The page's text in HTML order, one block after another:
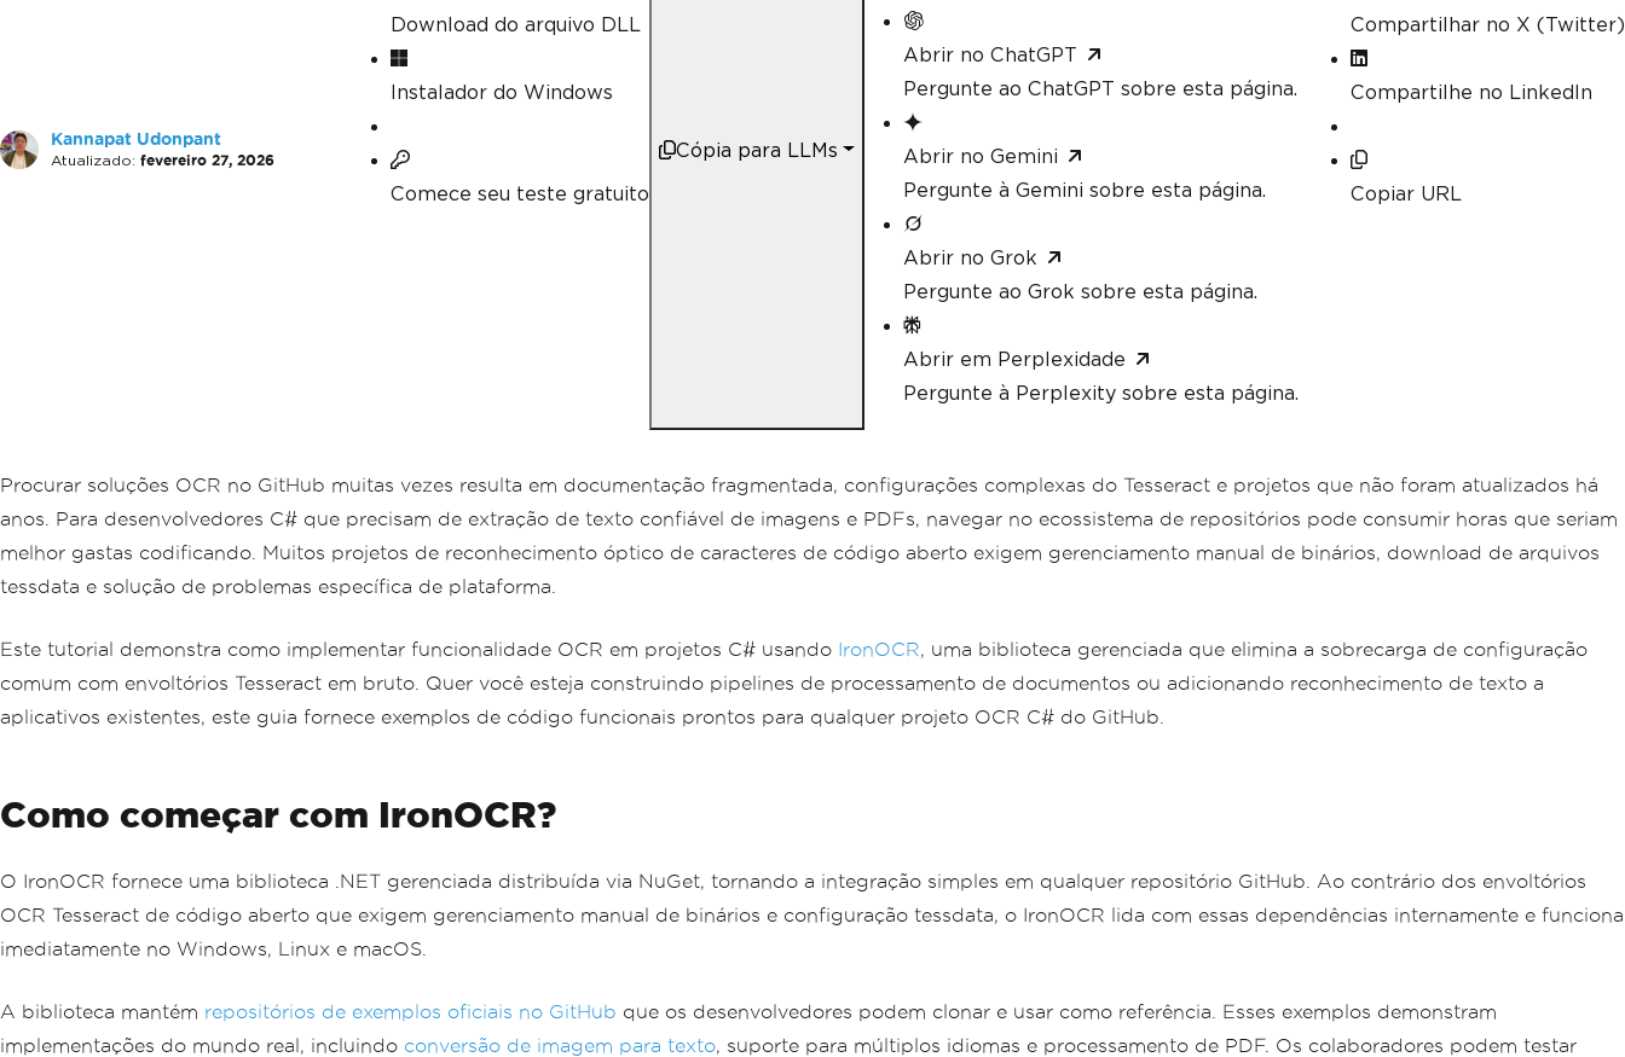
Kannapat Udonpant
Atualizado: fevereiro 27, 2026
Download do arquivo DLL
Instalador do Windows
Comece seu teste gratuito
Cópia para LLMs
Abrir no ChatGPT
Pergunte ao ChatGPT sobre esta página.
Abrir no Gemini
Pergunte à Gemini sobre esta página.
Abrir no Grok
Pergunte ao Grok sobre esta página.
Abrir em Perplexidade
Pergunte à Perplexity sobre esta página.
Compartilhar no X (Twitter)
Compartilhe no LinkedIn
Copiar URL
Procurar soluções OCR no GitHub muitas vezes resulta em documentação fragmentada, configurações complexas do Tesseract e projetos que não foram atualizados há
anos. Para desenvolvedores C# que precisam de extração de texto confiável de imagens e PDFs, navegar no ecossistema de repositórios pode consumir horas que seriam
melhor gastas codificando. Muitos projetos de reconhecimento óptico de caracteres de código aberto exigem gerenciamento manual de binários, download de arquivos
tessdata e solução de problemas específica de plataforma.
Este tutorial demonstra como implementar funcionalidade OCR em projetos C# usando IronOCR, uma biblioteca gerenciada que elimina a sobrecarga de configuração
comum com envoltórios Tesseract em bruto. Quer você esteja construindo pipelines de processamento de documentos ou adicionando reconhecimento de texto a
aplicativos existentes, este guia fornece exemplos de código funcionais prontos para qualquer projeto OCR C# do GitHub.
Como começar com IronOCR?
O IronOCR fornece uma biblioteca .NET gerenciada distribuída via NuGet, tornando a integração simples em qualquer repositório GitHub. Ao contrário dos envoltórios
OCR Tesseract de código aberto que exigem gerenciamento manual de binários e configuração tessdata, o IronOCR lida com essas dependências internamente e funciona
imediatamente no Windows, Linux e macOS.
A biblioteca mantém repositórios de exemplos oficiais no GitHub que os desenvolvedores podem clonar e usar como referência. Esses exemplos demonstram
implementações do mundo real, incluindo conversão de imagem para texto, suporte para múltiplos idiomas e processamento de PDF. Os colaboradores podem testar